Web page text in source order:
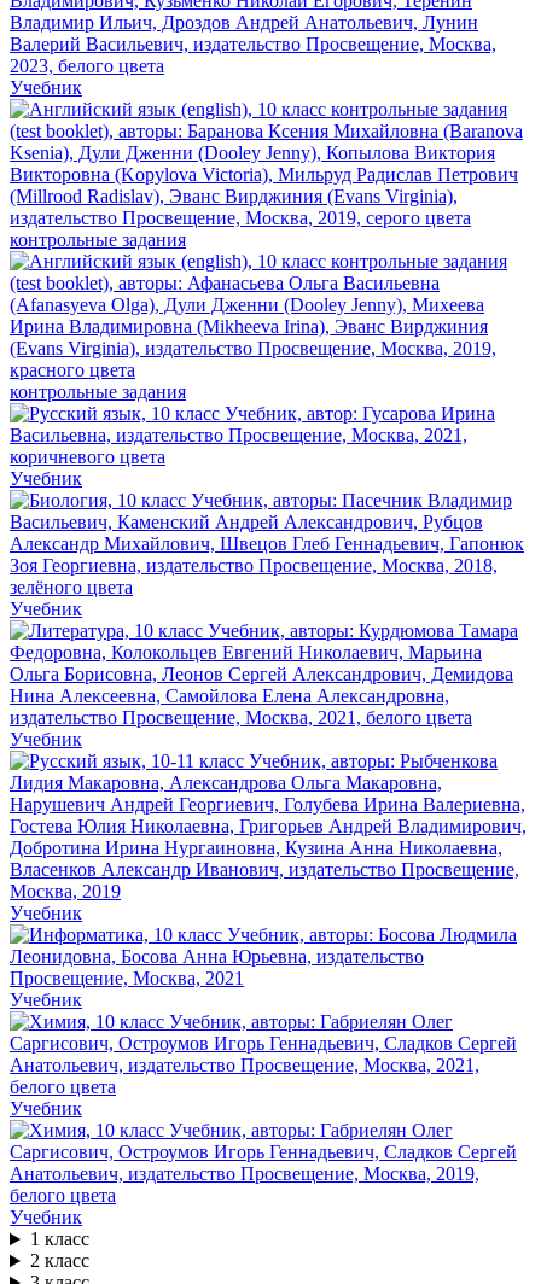
Учебник
контрольные задания
контрольные задания
Учебник
Учебник
Учебник
Учебник
Учебник
Учебник
Учебник
1 класс
2 класс